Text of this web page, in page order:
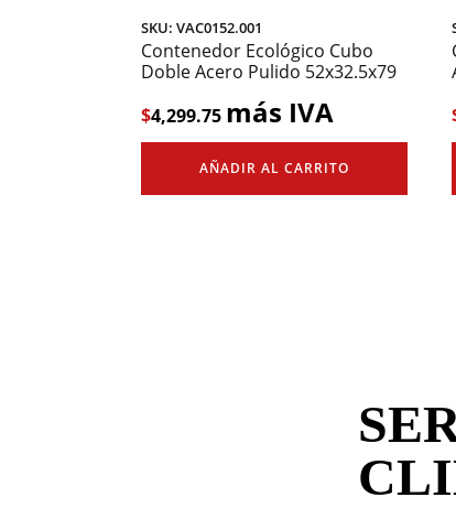
SKU: VAC0152.001
Contenedor Ecológico Cubo
Doble Acero Pulido 52x32.5x79
$4,299.75 más IVA
AÑADIR AL CARRITO